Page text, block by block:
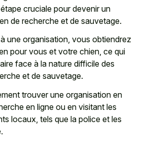
cruciale pour devenir un
de recherche et de sauvetage.
une organisation, vous obtiendrez
pour vous et votre chien, ce qui
face à la nature difficile des
et de sauvetage.
trouver une organisation en
en ligne ou en visitant les
locaux, tels que la police et les